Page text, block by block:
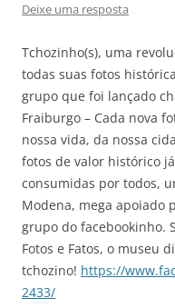
Deixe uma resposta
Tchozinho(s), uma
todas suas fotos
grupo que foi lançado
Fraiburgo – Cada nova
nossa vida, da nossa
fotos de valor histórico
consumidas por todos,
Modena, mega apoiado
grupo do facebookinho.
Fotos e Fatos, o museu
tchozino! https://
2433/